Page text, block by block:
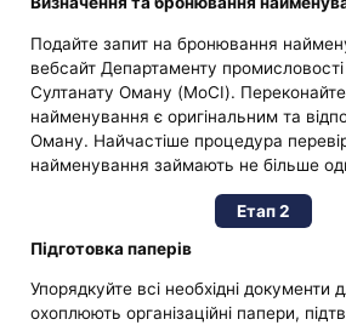
Подайте запит на бронювання
вебсайт Департаменту промисловості
Султанату Оману (MoCI).
найменування є оригінальним та
Оману. Найчастіше процедура
найменування займають не більше
Етап 2
Підготовка паперів
Упорядкуйте всі необхідні документи
охоплюють організаційні папери,